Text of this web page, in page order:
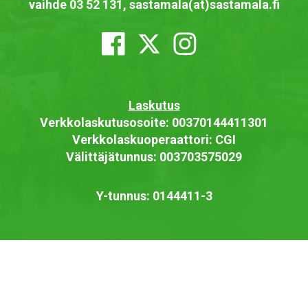
vaihde 03 52 131, sastamala(at)sastamala.fi
Laskutus
Verkkolaskutusosoite: 00370144411301
Verkkolaskuoperaattori: CGI
Välittäjätunnus: 003703575029
Y-tunnus: 0144411-3